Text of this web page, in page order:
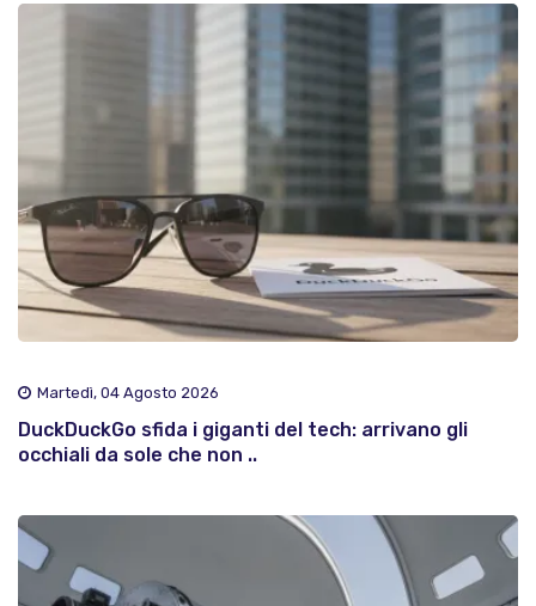
Martedì, 04 Agosto 2026
DuckDuckGo sfida i giganti del tech: arrivano gli
occhiali da sole che non ..